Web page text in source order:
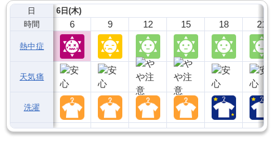
日
時間
熱中症
天気痛
洗濯
6日(木)
6 9 12 15 18 21